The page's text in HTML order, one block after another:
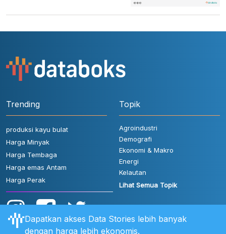
Trending
produksi kayu bulat
Harga Minyak
Harga Tembaga
Harga emas Antam
Harga Perak
Topik
Agroindustri
Demografi
Ekonomi & Makro
Energi
Kelautan
Lihat Semua Topik
Dapatkan akses Data Stories lebih banyak
dengan harga lebih ekonomis.